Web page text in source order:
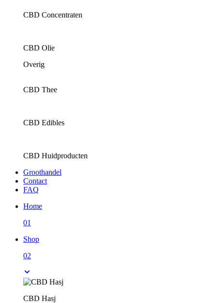
CBD Concentraten
CBD Olie
Overig
CBD Thee
CBD Edibles
CBD Huidproducten
Groothandel
Contact
FAQ
Home
01
Shop
02
CBD Hasj